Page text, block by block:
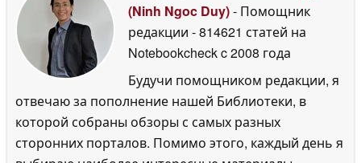
(Ninh Ngoc Duy)- Помощник
редакции - 814621 статей на
Notebookcheckc 2008 года
Будучи помощником редакции, я
отвечаю за пополнение нашей Библиотеки, в
которой собраны обзоры с самых разных
сторонних порталов. Помимо этого, каждый день я